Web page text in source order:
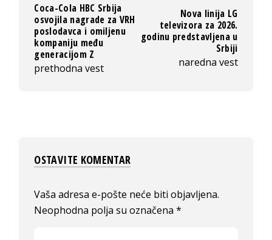
Coca-Cola HBC Srbija
osvojila nagrade za VRH
poslodavca i omiljenu
kompaniju među
generacijom Z
prethodna vest
Nova linija LG
televizora za 2026.
godinu predstavljena u
Srbiji
naredna vest
OSTAVITE KOMENTAR
Vaša adresa e-pošte neće biti objavljena.
Neophodna polja su označena*